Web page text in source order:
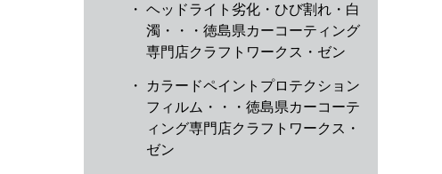
・ ヘッドライト劣化・ひび割れ・白
濁・・・徳島県カーコーティング
専門店クラフトワークス・ゼン
・
カラードペイントプロテクション
フィルム・・・徳島県カーコーテ
ィング専門店クラフトワークス・
ゼン